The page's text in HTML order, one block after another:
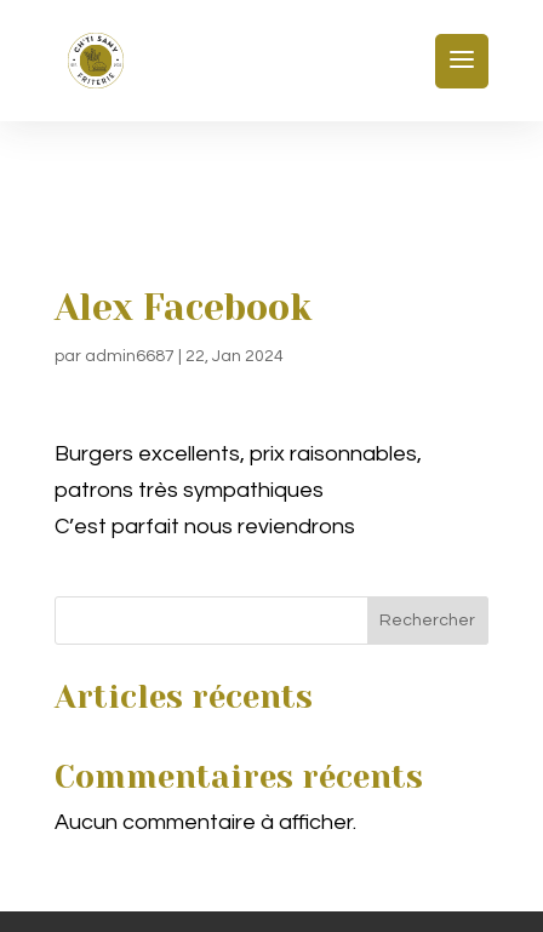
Alex Facebook
par admin6687 22, Jan 2024
Burgers excellents, prix raisonnables,
patrons très sympathiques
C’est parfait nous reviendrons
Rechercher
Articles récents
Commentaires récents
Aucun commentaire à afficher.